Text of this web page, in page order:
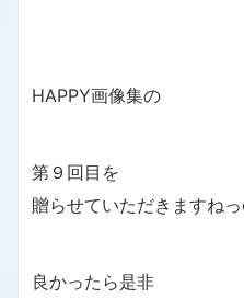
HAPPY画像集の
第９回目を
贈らせていただきますね
良かったら是非